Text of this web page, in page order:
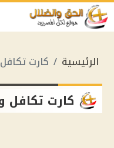
الرئيسية كارت
كارت تكافل